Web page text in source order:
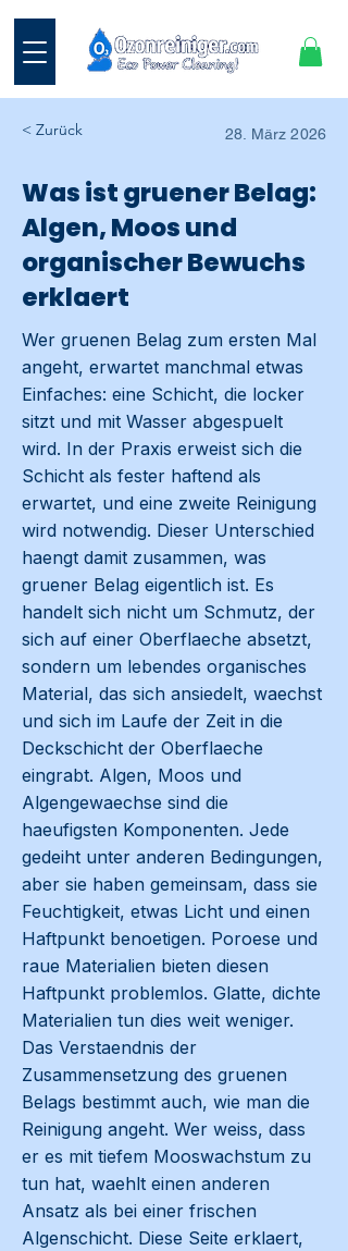
< Zurück 28. März 2026
Was ist gruener Belag:
Algen, Moos und
organischer Bewuchs
erklaert
Wer gruenen Belag zum ersten Mal
angeht, erwartet manchmal etwas
Einfaches: eine Schicht, die locker
sitzt und mit Wasser abgespuelt
wird. In der Praxis erweist sich die
Schicht als fester haftend als
erwartet, und eine zweite Reinigung
wird notwendig. Dieser Unterschied
haengt damit zusammen, was
gruener Belag eigentlich ist. Es
handelt sich nicht um Schmutz, der
sich auf einer Oberflaeche absetzt,
sondern um lebendes organisches
Material, das sich ansiedelt, waechst
und sich im Laufe der Zeit in die
Deckschicht der Oberflaeche
eingrabt. Algen, Moos und
Algengewaechse sind die
haeufigsten Komponenten. Jede
gedeiht unter anderen Bedingungen,
aber sie haben gemeinsam, dass sie
Feuchtigkeit, etwas Licht und einen
Haftpunkt benoetigen. Poroese und
raue Materialien bieten diesen
Haftpunkt problemlos. Glatte, dichte
Materialien tun dies weit weniger.
Das Verstaendnis der
Zusammensetzung des gruenen
Belags bestimmt auch, wie man die
Reinigung angeht. Wer weiss, dass
er es mit tiefem Mooswachstum zu
tun hat, waehlt einen anderen
Ansatz als bei einer frischen
Algenschicht. Diese Seite erklaert,